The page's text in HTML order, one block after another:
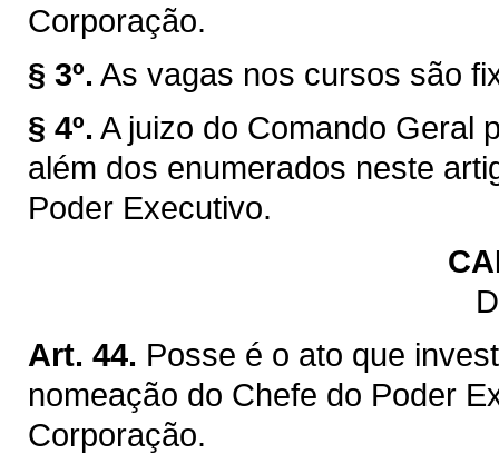
Corporação.
§ 3º. As vagas nos cursos são
§ 4º. A juizo do Comando Geral
além dos enumerados neste
Poder Executivo.
Art. 44. Posse é o ato que
nomeação do Chefe do Poder
Corporação.